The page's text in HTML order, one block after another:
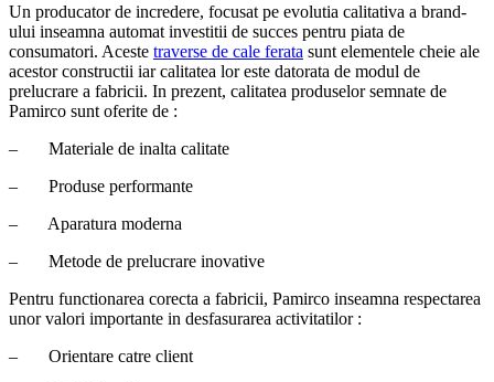
Un producator de incredere, focusat pe evolutia calitativa a brand-
ului inseamna automat investitii de succes pentru piata de
consumatori. Aceste traverse de cale ferata sunt elementele cheie ale
acestor constructii iar calitatea lor este datorata de modul de
prelucrare a fabricii. In prezent, calitatea produselor semnate de
Pamirco sunt oferite de :
– Materiale de inalta calitate
– Produse performante
– Aparatura moderna
– Metode de prelucrare inovative
Pentru functionarea corecta a fabricii, Pamirco inseamna respectarea
unor valori importante in desfasurarea activitatilor :
– Orientare catre client